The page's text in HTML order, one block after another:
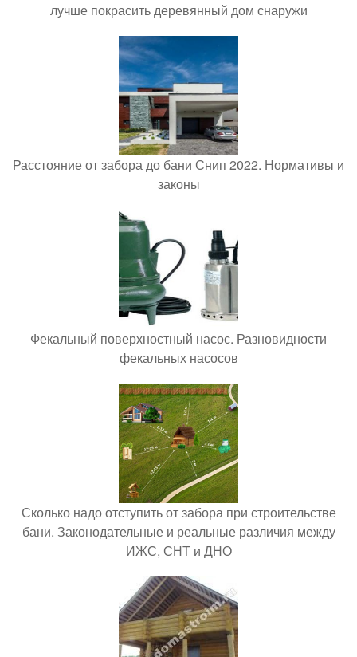
лучше покрасить деревянный дом снаружи
Расстояние от забора до бани Снип 2022. Нормативы и
законы
Фекальный поверхностный насос. Разновидности
фекальных насосов
Сколько надо отступить от забора при строительстве
бани. Законодательные и реальные различия между
ИЖС, СНТ и ДНО